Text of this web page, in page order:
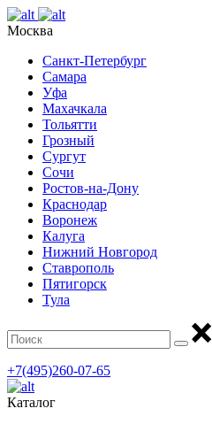
Москва
Санкт-Петербург
Самара
Уфа
Махачкала
Тольятти
Грозный
Сургут
Сочи
Ростов-на-Дону
Краснодар
Воронеж
Калуга
Нижний Новгород
Ставрополь
Пятигорск
Тула
+7(495)260-07-65
Каталог